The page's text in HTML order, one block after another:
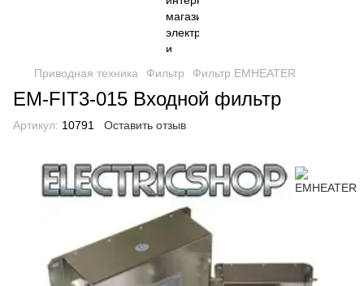
Приводная техника Фильтр Фильтр EMHEATER
EM-FIT3-015 Входной фильтр
Артикул: 10791 Оставить отзыв